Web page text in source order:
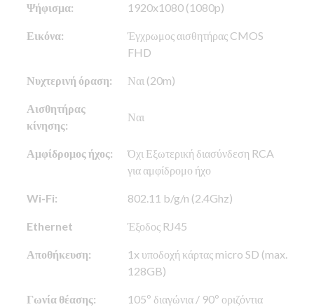
Ψήφισμα: 1920x1080 (1080p)
Εικόνα:
Έγχρωμος αισθητήρας CMOS
FHD
Νυχτερινή όραση: Ναι (20m)
Αισθητήρας
κίνησης:
Ναι
Αμφίδρομος ήχος:
Όχι Εξωτερική διασύνδεση RCA
για αμφίδρομο ήχο
Wi-Fi: 802.11 b/g/n (2.4Ghz)
Ethernet Έξοδος RJ45
Αποθήκευση:
1x υποδοχή κάρτας micro SD (max.
128GB)
Γωνία θέασης: 105º διαγώνια / 90º οριζόντια